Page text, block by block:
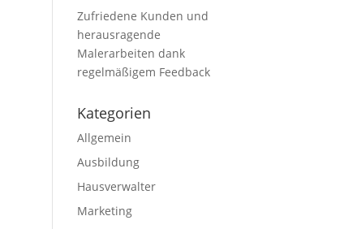
Zufriedene Kunden und
herausragende
Malerarbeiten dank
regelmäßigem Feedback
Kategorien
Allgemein
Ausbildung
Hausverwalter
Marketing